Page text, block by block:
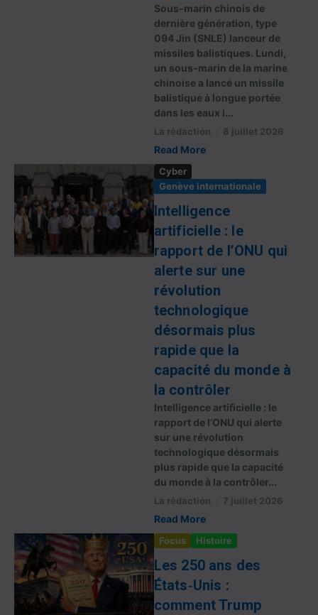
Sous-marin chinois de
dernière génération, type
094 Jin (SNLE) lanceur de
missiles balistiques. Lundi,
un sous-marin de la marine
chinoise a lancé un missile
balistique à longue portée
dans les eaux i...
La rédaction 8 juillet 2026
Read More
Cyber
Genève internationale
Intelligence
artificielle : le
rapport de l’ONU qui
alerte sur une
révolution
technologique
désormais plus
rapide que la
capacité du monde à
la contrôler
Intelligence artificielle : le
rapport de l’ONU qui alerte
sur une révolution
technologique désormais
plus rapide que la capacité
du monde à la contrôler...
La rédaction 7 juillet 2026
Read More
Focus Histoire
Les 250 ans des
États‑Unis :
comment Trump